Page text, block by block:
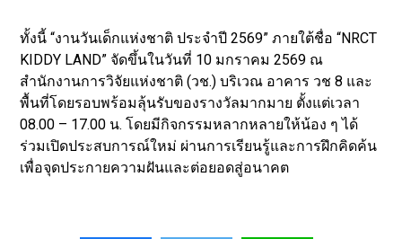
ทั้งนี้ “งานวันเด็กแห่งชาติ ประจำปี 2569” ภายใต้ชื่อ “NRCT
KIDDY LAND” จัดขึ้นในวันที่ 10 มกราคม 2569 ณ
สำนักงานการวิจัยแห่งชาติ (วช.) บริเวณ อาคาร วช 8 และ
พื้นที่โดยรอบพร้อมลุ้นรับของรางวัลมากมาย ตั้งแต่เวลา
08.00 – 17.00 น. โดยมีกิจกรรมหลากหลายให้น้อง ๆ ได้
ร่วมเปิดประสบการณ์ใหม่ ผ่านการเรียนรู้และการฝึกคิดค้น
เพื่อจุดประกายความฝันและต่อยอดสู่อนาคต